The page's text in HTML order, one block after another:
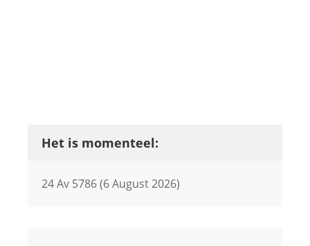
Het is momenteel:
24 Av 5786 (6 August 2026)